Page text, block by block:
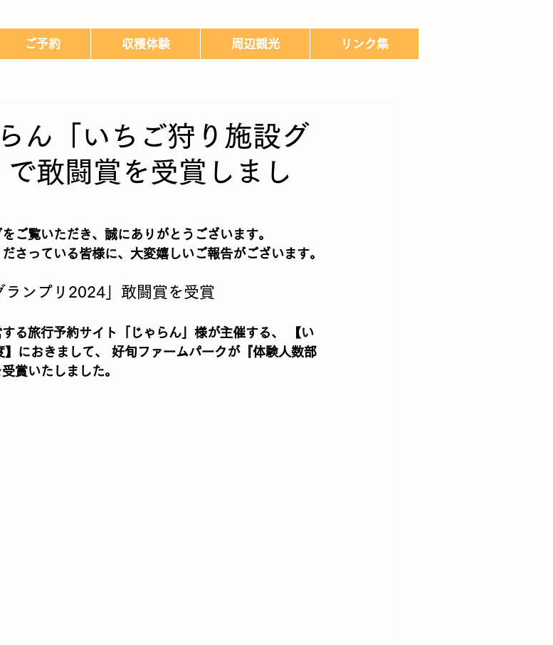
ご予約 収穫体験 周辺観光 リンク集
ん「いちご狩り施設グ
敢闘賞を受賞しまし
ご覧いただき、誠にありがとうございます。
さっている皆様に、大変嬉しいご報告がございます。
ランプリ2024」敢闘賞を受賞
る旅行予約サイト「じゃらん」様が主催する、
【い
におきまして、 好旬ファームパークが『体験人数部
受賞いたしました。